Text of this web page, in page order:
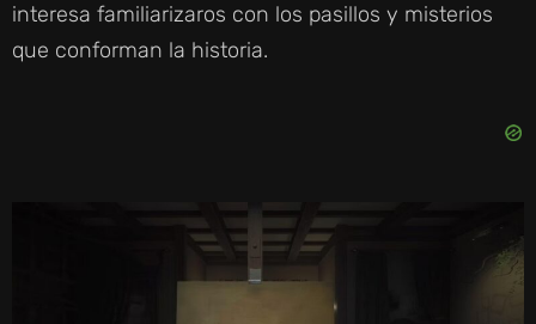
interesa familiarizaros con los pasillos y misterios
que conforman la historia.